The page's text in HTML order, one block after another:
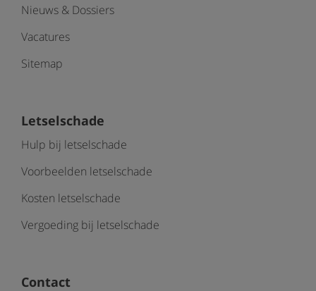
Nieuws & Dossiers
Vacatures
Sitemap
Letselschade
Hulp bij letselschade
Voorbeelden letselschade
Kosten letselschade
Vergoeding bij letselschade
Contact